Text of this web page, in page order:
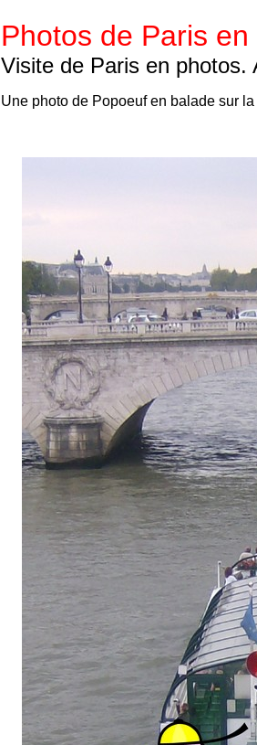
Photos de Paris
Visite de Paris en photos.
Une photo de Popoeuf en balade sur